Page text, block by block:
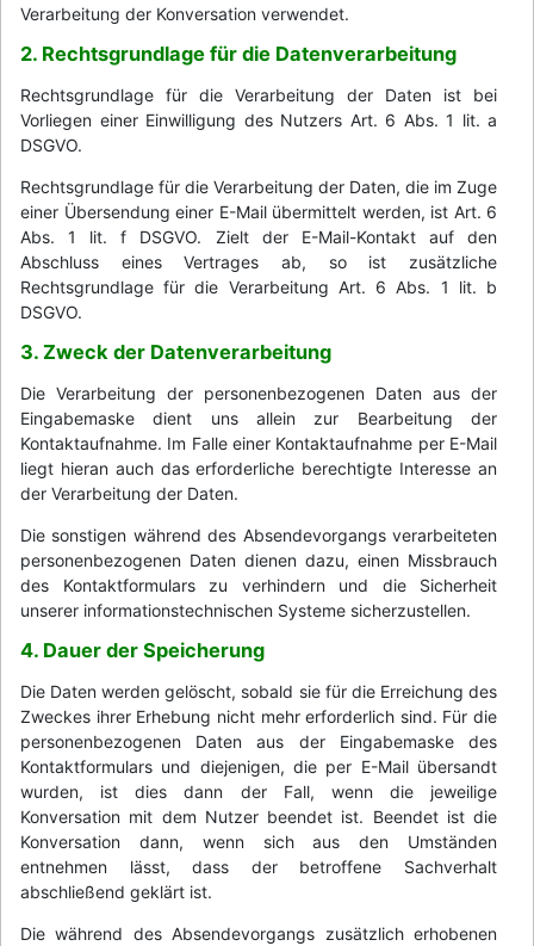
Verarbeitung der Konversation verwendet.
2. Rechtsgrundlage für die Datenverarbeitung
Rechtsgrundlage für die Verarbeitung der Daten ist bei
Vorliegen einer Einwilligung des Nutzers Art. 6 Abs. 1 lit. a
DSGVO.
Rechtsgrundlage für die Verarbeitung der Daten, die im Zuge
einer Übersendung einer E-Mail übermittelt werden, ist Art. 6
Abs. 1 lit. f DSGVO. Zielt der E-Mail-Kontakt auf den
Abschluss eines Vertrages ab, so ist zusätzliche
Rechtsgrundlage für die Verarbeitung Art. 6 Abs. 1 lit. b
DSGVO.
3. Zweck der Datenverarbeitung
Die Verarbeitung der personenbezogenen Daten aus der
Eingabemaske dient uns allein zur Bearbeitung der
Kontaktaufnahme. Im Falle einer Kontaktaufnahme per E-Mail
liegt hieran auch das erforderliche berechtigte Interesse an
der Verarbeitung der Daten.
Die sonstigen während des Absendevorgangs verarbeiteten
personenbezogenen Daten dienen dazu, einen Missbrauch
des Kontaktformulars zu verhindern und die Sicherheit
unserer informationstechnischen Systeme sicherzustellen.
4. Dauer der Speicherung
Die Daten werden gelöscht, sobald sie für die Erreichung des
Zweckes ihrer Erhebung nicht mehr erforderlich sind. Für die
personenbezogenen Daten aus der Eingabemaske des
Kontaktformulars und diejenigen, die per E-Mail übersandt
wurden, ist dies dann der Fall, wenn die jeweilige
Konversation mit dem Nutzer beendet ist. Beendet ist die
Konversation dann, wenn sich aus den Umständen
entnehmen lässt, dass der betroffene Sachverhalt
abschließend geklärt ist.
Die während des Absendevorgangs zusätzlich erhobenen